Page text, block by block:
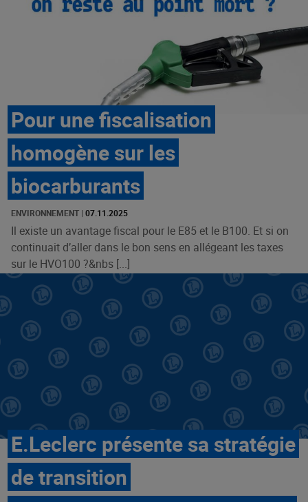
Pour une fiscalisation
homogène sur les
biocarburants
ENVIRONNEMENT | 07.11.2025
Il existe un avantage fiscal pour le E85 et le B100. Et si on
continuait d’aller dans le bon sens en allégeant les taxes
sur le HVO100 ?&nbs [...]
E.Leclerc présente sa stratégie
de transition